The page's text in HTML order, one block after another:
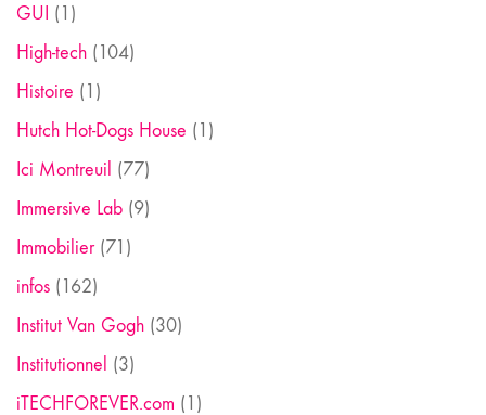
GUI (1)
High-tech (104)
Histoire (1)
Hutch Hot-Dogs House (1)
Ici Montreuil (77)
Immersive Lab (9)
Immobilier(71)
infos (162)
Institut Van Gogh (30)
Institutionnel (3)
iTECHFOREVER.com (1)